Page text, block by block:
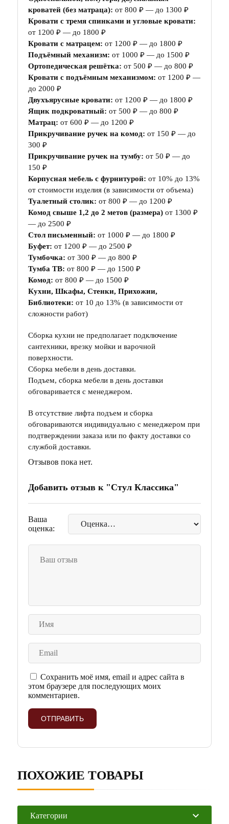
Категории
кроватей (без матраца): от 800 ₽ — до 1300 ₽
Кровати с тремя спинками и угловые кровати:
от 1200 ₽ — до 1800 ₽
Кровати с матрацем: от 1200 ₽ — до 1800 ₽
Подъёмный механизм: от 1000 ₽ — до 1500 ₽
Ортопедическая решётка: от 500 ₽ — до 800 ₽
Кровати с подъёмным механизмом: от 1200 ₽ —
до 2000 ₽
Двухъярусные кровати: от 1200 ₽ — до 1800 ₽
Ящик подкроватный: от 500 ₽ — до 800 ₽
Матрац: от 600 ₽ — до 1200 ₽
Прикручивание ручек на комод: от 150 ₽ — до
300 ₽
Прикручивание ручек на тумбу: от 50 ₽ — до
150 ₽
Корпусная мебель с фурнитурой: от 10% до 13%
от стоимости изделия (в зависимости от объема)
Туалетный столик: от 800 ₽ — до 1200 ₽
Комод свыше 1,2 до 2 метов (размера) от 1300 ₽
— до 2500 ₽
Стол письменный: от 1000 ₽ — до 1800 ₽
Буфет: от 1200 ₽ — до 2500 ₽
Тумбочка: от 300 ₽ — до 800 ₽
Тумба ТВ: от 800 ₽ — до 1500 ₽
Комод: от 800 ₽ — до 1500 ₽
Кухни, Шкафы, Стенки, Прихожии,
Библиотеки: от 10 до 13% (в зависимости от
сложности работ)
Сборка кухни не предполагает подключение
сантехники, врезку мойки и варочной
поверхности.
Сборка мебели в день доставки.
Подъем, сборка мебели в день доставки
обговаривается с менеджером.
В отсутствие лифта подъем и сборка
обговариваются индивидуально с менеджером при
подтверждении заказа или по факту доставки со
службой доставки.
Отзывов пока нет.
Добавить отзыв к "Стул Классика"
Ваша
оценка:
Сохранить моё имя, email и адрес сайта в
этом браузере для последующих моих
комментариев.
ПОХОЖИЕ ТОВАРЫ